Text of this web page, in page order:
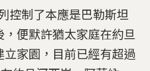
控制了本應是巴勒斯坦
便默許猶太家庭在約旦
家園，目前已經有超過